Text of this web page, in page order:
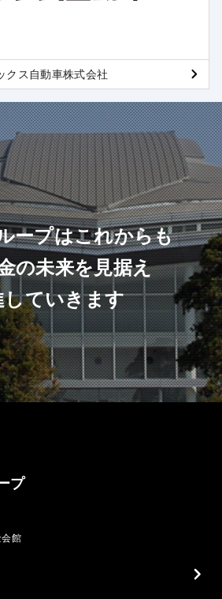
クス自動車株式会社
ープはこれからも
の未来を見据え
していきます
プ
館